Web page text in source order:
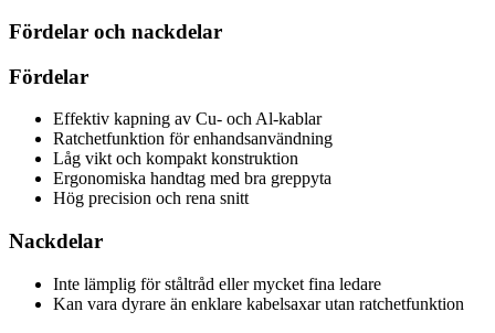
Fördelar och nackdelar
Fördelar
Effektiv kapning av Cu- och Al-kablar
Ratchetfunktion för enhandsanvändning
Låg vikt och kompakt konstruktion
Ergonomiska handtag med bra greppyta
Hög precision och rena snitt
Nackdelar
Inte lämplig för ståltråd eller mycket fina ledare
Kan vara dyrare än enklare kabelsaxar utan ratchetfunktion